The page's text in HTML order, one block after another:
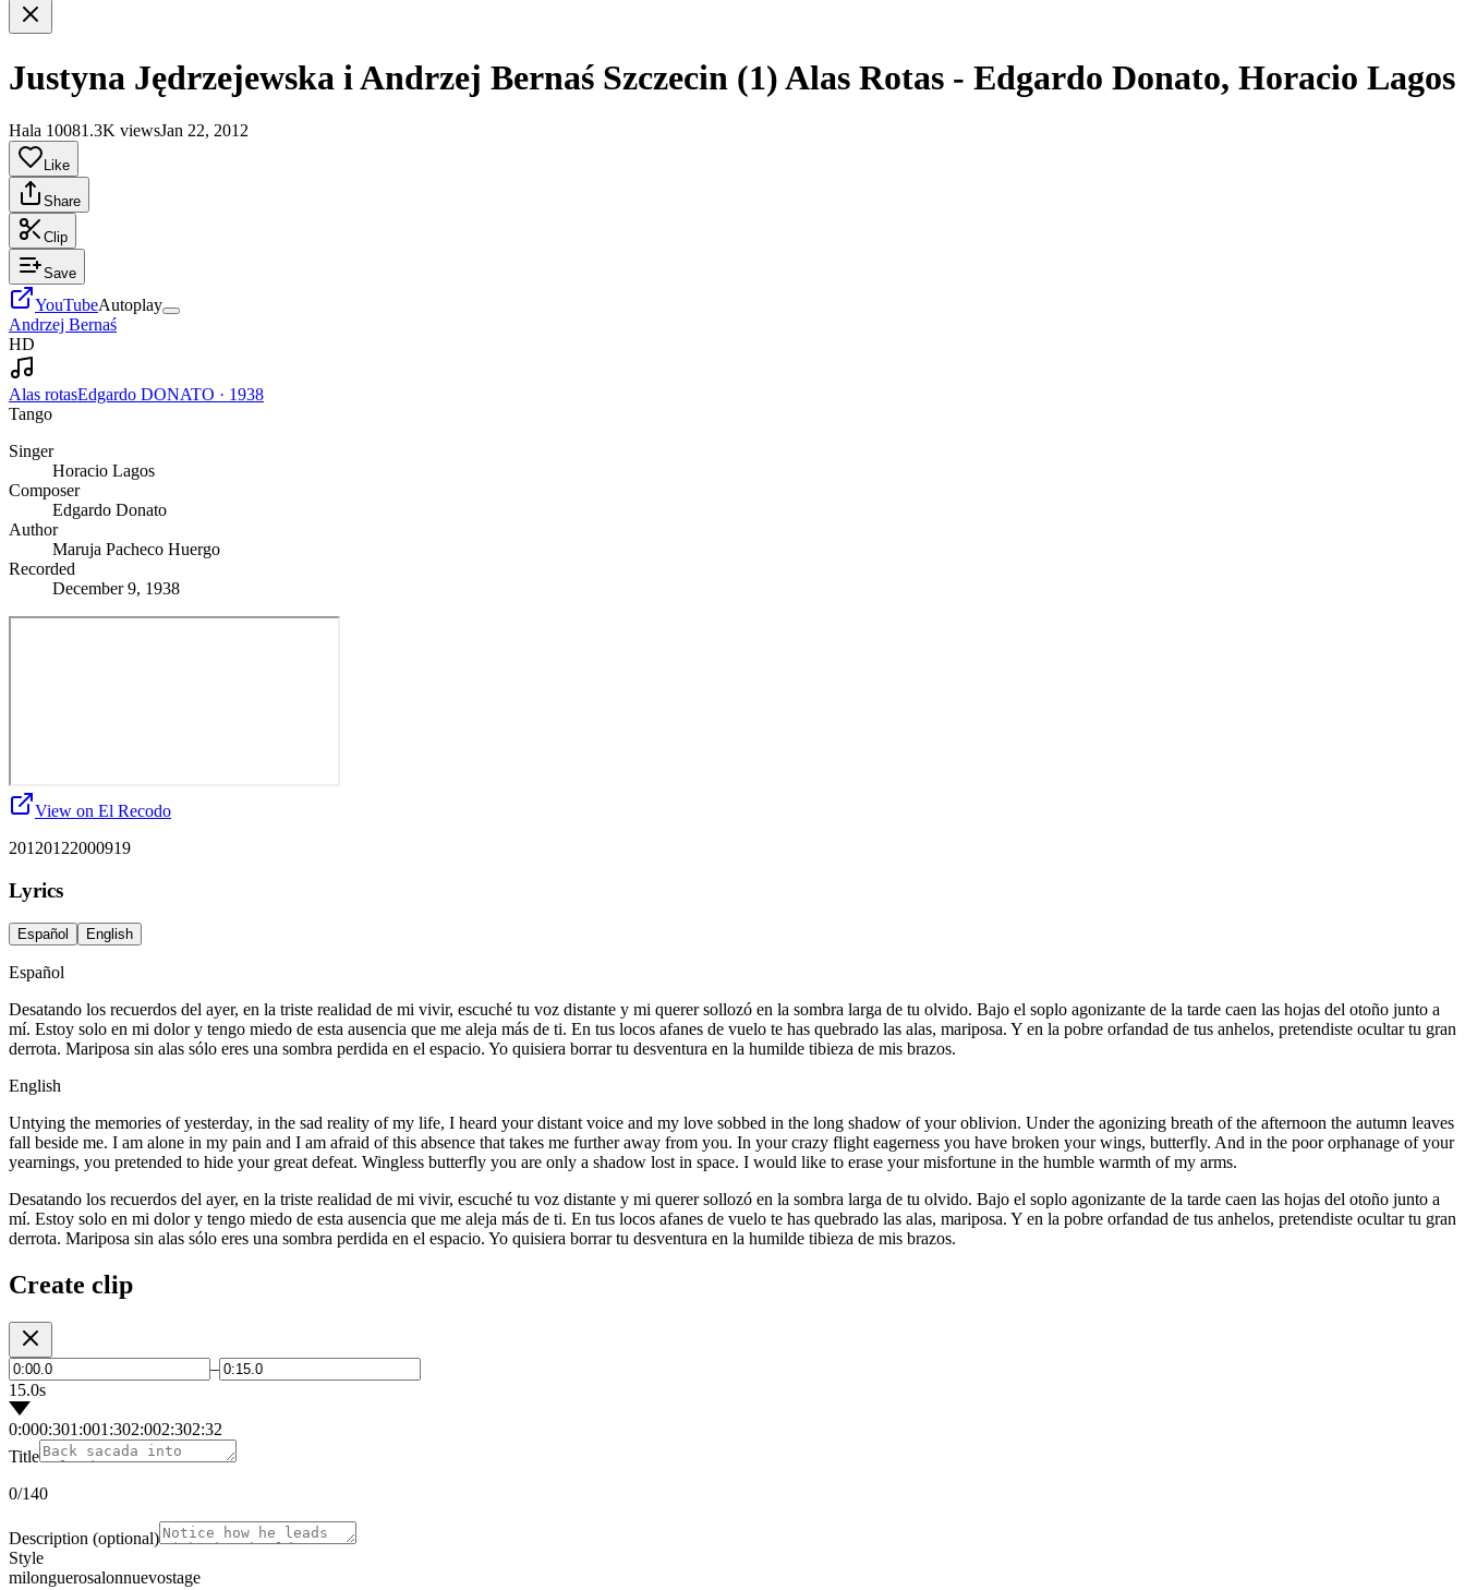
Justyna Jędrzejewska i Andrzej Bernaś Szczecin (1) Alas Rotas - Edgardo Donato, Horacio Lagos
Hala 10081.3K viewsJan 22, 2012
Like
Share
Clip
Save
YouTubeAutoplay
Andrzej Bernaś
HD
Alas rotasEdgardo DONATO · 1938
Tango
Singer
Horacio Lagos
Composer
Edgardo Donato
Author
Maruja Pacheco Huergo
Recorded
December 9, 1938
View on El Recodo
20120122000919
Lyrics
Español English
Español
Desatando los recuerdos del ayer, en la triste realidad de mi vivir, escuché tu voz distante y mi querer sollozó en la sombra larga de tu olvido. Bajo el soplo agonizante de la tarde caen las hojas del otoño junto a
mí. Estoy solo en mi dolor y tengo miedo de esta ausencia que me aleja más de ti. En tus locos afanes de vuelo te has quebrado las alas, mariposa. Y en la pobre orfandad de tus anhelos, pretendiste ocultar tu gran
derrota. Mariposa sin alas sólo eres una sombra perdida en el espacio. Yo quisiera borrar tu desventura en la humilde tibieza de mis brazos.
English
Untying the memories of yesterday, in the sad reality of my life, I heard your distant voice and my love sobbed in the long shadow of your oblivion. Under the agonizing breath of the afternoon the autumn leaves
fall beside me. I am alone in my pain and I am afraid of this absence that takes me further away from you. In your crazy flight eagerness you have broken your wings, butterfly. And in the poor orphanage of your
yearnings, you pretended to hide your great defeat. Wingless butterfly you are only a shadow lost in space. I would like to erase your misfortune in the humble warmth of my arms.
Desatando los recuerdos del ayer, en la triste realidad de mi vivir, escuché tu voz distante y mi querer sollozó en la sombra larga de tu olvido. Bajo el soplo agonizante de la tarde caen las hojas del otoño junto a
mí. Estoy solo en mi dolor y tengo miedo de esta ausencia que me aleja más de ti. En tus locos afanes de vuelo te has quebrado las alas, mariposa. Y en la pobre orfandad de tus anhelos, pretendiste ocultar tu gran
derrota. Mariposa sin alas sólo eres una sombra perdida en el espacio. Yo quisiera borrar tu desventura en la humilde tibieza de mis brazos.
Create clip
–
15.0s
0:000:301:001:302:002:302:32
Title
0/140
Description (optional)
Style
milonguerosalonnuevostage